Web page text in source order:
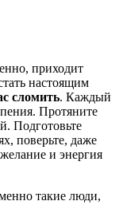
приходит
настоящим
сломить. Каждый
Протяните
Подготовьте
поверьте, даже
и энергия
такие люди,